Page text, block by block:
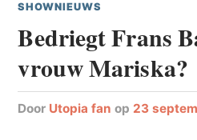
SHOWNIEUWS
Bedriegt Frans
vrouw Mariska?
door Utopia fan op 23